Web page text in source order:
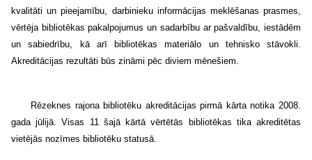
kvalitāti un pieejamību, darbinieku informācijas meklēšanas prasmes,
vērtēja bibliotēkas pakalpojumus un sadarbību ar pašvaldību, iestādēm
un sabiedrību, kā arī
bibliotēkas materiālo un tehnisko stāvokli.
Akreditācijas rezultāti būs zināmi pēc diviem mēnešiem.
Rēzeknes rajona bibliotēku akreditācijas pirmā kārta notika 2008.
gada jūlijā. Visas 11 šajā kārtā vērtētās bibliotēkas tika akreditētas
vietējās nozīmes bibliotēku statusā.